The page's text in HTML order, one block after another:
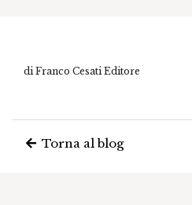
di Franco Cesati Editore
Torna al blog